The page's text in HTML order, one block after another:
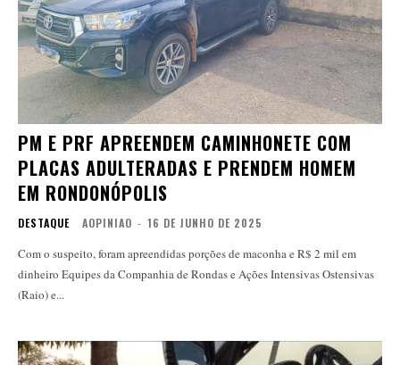
PM E PRF APREENDEM CAMINHONETE COM
PLACAS ADULTERADAS E PRENDEM HOMEM
EM RONDONÓPOLIS
DESTAQUE AOPINIAO - 16 DE JUNHO DE 2025
Com o suspeito, foram apreendidas porções de maconha e R$ 2 mil em
dinheiro Equipes da Companhia de Rondas e Ações Intensivas Ostensivas
(Raio) e...